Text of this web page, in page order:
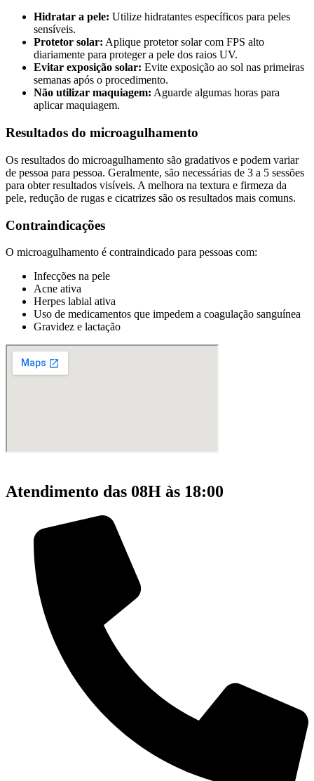
Hidratar a pele: Utilize hidratantes específicos para peles
sensíveis.
Protetor solar: Aplique protetor solar com FPS alto
diariamente para proteger a pele dos raios UV.
Evitar exposição solar: Evite exposição ao sol nas primeiras
semanas após o procedimento.
Não utilizar maquiagem: Aguarde algumas horas para
aplicar maquiagem.
Resultados do microagulhamento
Os resultados do microagulhamento são gradativos e podem variar
de pessoa para pessoa. Geralmente, são necessárias de 3 a 5 sessões
para obter resultados visíveis. A melhora na textura e firmeza da
pele, redução de rugas e cicatrizes são os resultados mais comuns.
Contraindicações
O microagulhamento é contraindicado para pessoas com:
Infecções na pele
Acne ativa
Herpes labial ativa
Uso de medicamentos que impedem a coagulação sanguínea
Gravidez e lactação
Atendimento das 08H às 18:00